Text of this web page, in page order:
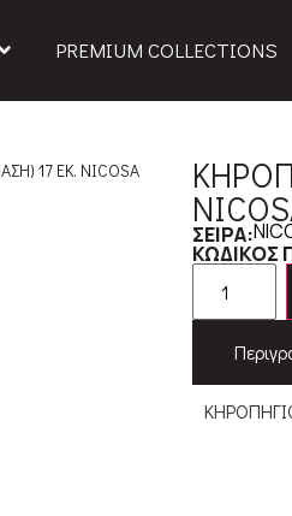
PREMIUM COLLECTIONS
17 ΕΚ. NICOSA
ΣΕΙΡΑ:
ΚΩΔΙΚΟΣ